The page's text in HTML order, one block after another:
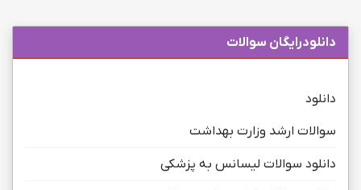
دانلودرایگان سوالات
دانلود
سوالات ارشد وزارت بهداشت
دانلود سوالات لیسانس به پزشکی